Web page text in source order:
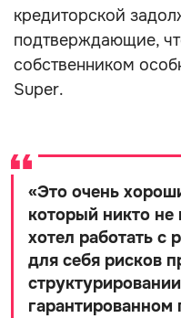
кредиторской
подтверждающие,
собственником
Super.
«Это очень
который никто не
хотел работать с
для себя рисков
гарантированном